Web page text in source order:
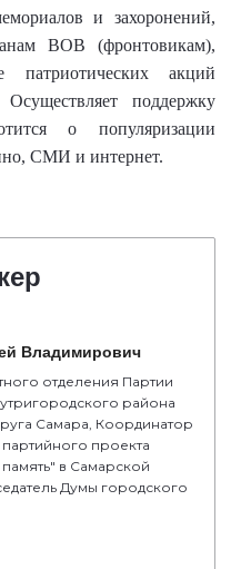
и захоронений,
ВОВ (фронтовикам),
патриотических акций
поддержку
о популяризации
СМИ и интернет.
Владимирович
отделения Партии
района
Самара, Координатор
проекта
в Самарской
Думы городского